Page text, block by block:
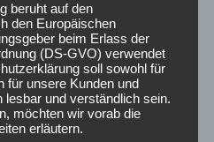
Mannschaft gerichtet werden.
der sicherlich im
mitspielen wird, heute zur
sogar selbst Chancen
würdig gewesen wären,
Fall wert.
beruht auf den
den Europäischen
beim Erlass der
(DS-GVO) verwendet
soll sowohl für
für unsere Kunden und
und verständlich sein.
möchten wir vorab die
erläutern.